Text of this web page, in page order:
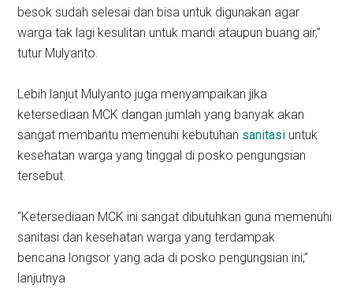
besok sudah selesai dan bisa untuk digunakan agar
warga tak lagi kesulitan untuk mandi ataupun buang air,”
tutur Mulyanto.
Lebih lanjut Mulyanto juga menyampaikan jika
ketersediaan MCK dangan jumlah yang banyak akan
sangat membantu memenuhi kebutuhan sanitasi untuk
kesehatan warga yang tinggal di posko pengungsian
tersebut.
“Ketersediaan MCK ini sangat dibutuhkan guna memenuhi
sanitasi dan kesehatan warga yang terdampak
bencana longsor yang ada di posko pengungsian ini,”
lanjutnya